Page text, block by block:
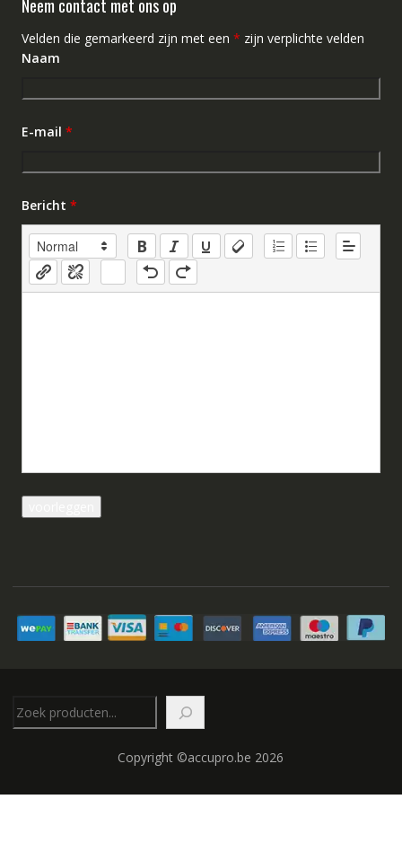
Neem contact met ons op
Velden die gemarkeerd zijn met een * zijn verplichte velden
Naam
E-mail *
Bericht *
Copyright ©accupro.be 2026